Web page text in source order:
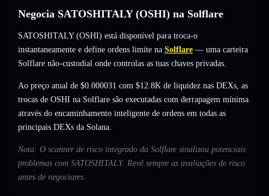
Negocia SATOSHITALY (OSHI) na Solflare
SATOSHITALY (OSHI) está disponível para troca-o
instantaneamente e define ordens limite na Solflare — uma carteira
Solflare não-custodial onde controlas as tuas chaves privadas.
Ao preço atual de $0.000031 com $12.8K de liquidez nas DEXs, as
trocas de OSHI na Solflare são executadas com derrapagem mínima
através do encaminhamento inteligente de ordens em todas as
principais DEXs da Solana.
Nota: O scanner de risco integrado da Solflare sinalizou potenciais
problemas com SATOSHITALY. Revê sempre as avaliações de risco
antes de negociares.